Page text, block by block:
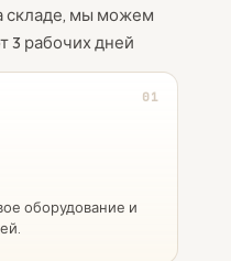
складе, мы можем
3 рабочих дней
01
оборудование и